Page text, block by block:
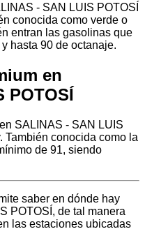
- SAN LUIS POTOSÍ
conocida como verde o
entran las gasolinas que
hasta 90 de octanaje.
en
POTOSÍ
SALINAS - SAN LUIS
También conocida como la
de 91, siendo
saber en dónde hay
POTOSÍ, de tal manera
las estaciones ubicadas